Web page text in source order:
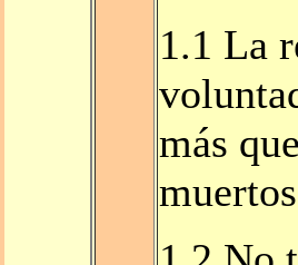
1.1 La
más